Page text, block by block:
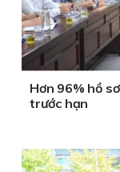
Hơn 96% hồ
trước hạn